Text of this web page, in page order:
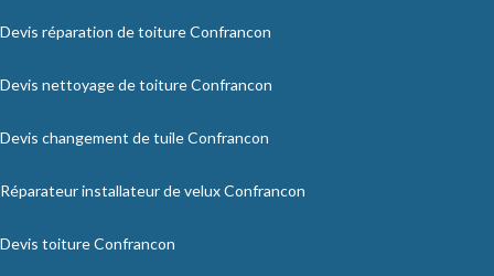
Devis réparation de toiture Confrancon
Devis nettoyage de toiture Confrancon
Devis changement de tuile Confrancon
Réparateur installateur de velux Confrancon
Devis toiture Confrancon